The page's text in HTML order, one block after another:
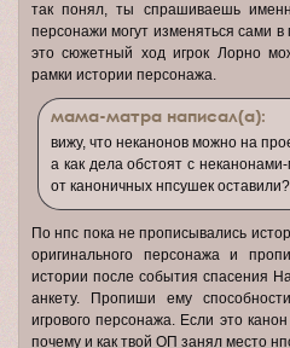
так понял, ты спрашиваешь
персонажи могут изменяться сами
это сюжетный ход игрок Лорно
рамки истории персонажа.
мама-матра написал(а):
вижу, что неканонов можно на
а как дела обстоят с
от каноничных нпсушек оставили?
По нпс пока не прописывались
оригинального персонажа и
истории после события спасения
анкету. Пропиши ему
игрового персонажа. Если это
почему и как твой ОП занял место